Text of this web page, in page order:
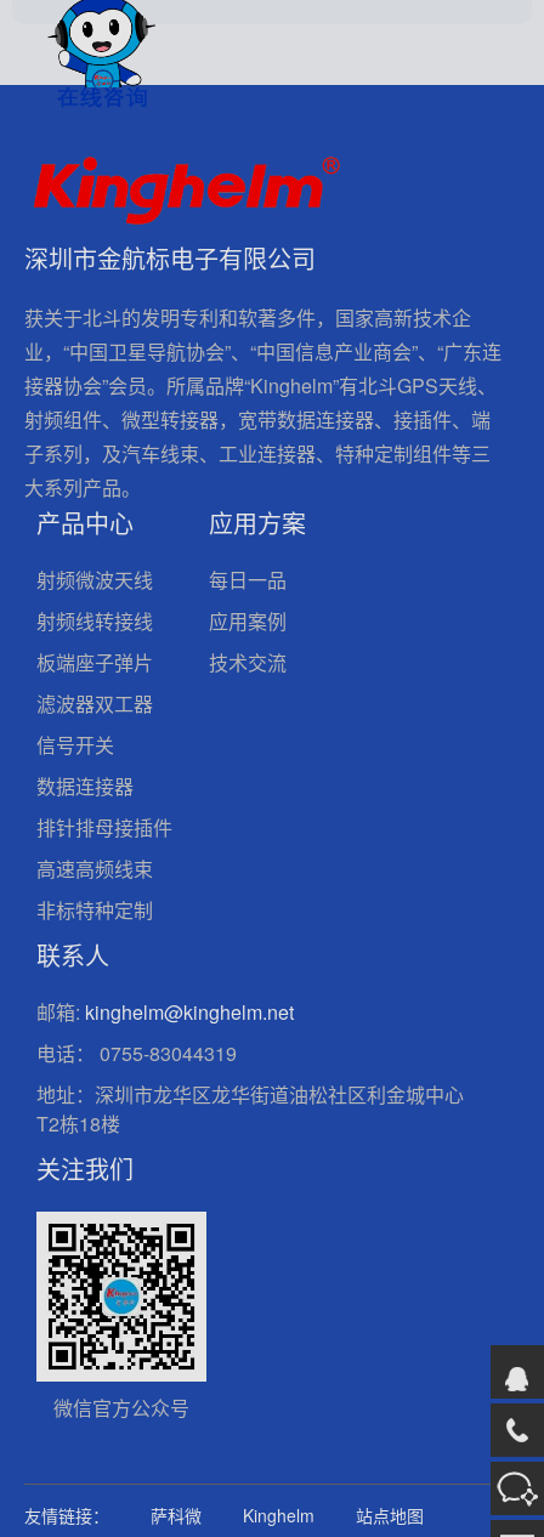
深圳市金航标电子有限公司
获关于北斗的发明专利和软著多件，国家高新技术企
业，“中国卫星导航协会”、“中国信息产业商会”、“广东连
接器协会”会员。所属品牌“Kinghelm”有北斗GPS天线、
射频组件、微型转接器，宽带数据连接器、接插件、端
子系列，及汽车线束、工业连接器、特种定制组件等三
大系列产品。
产品中心
射频微波天线
射频线转接线
板端座子弹片
滤波器双工器
信号开关
数据连接器
排针排母接插件
高速高频线束
非标特种定制
应用方案
每日一品
应用案例
技术交流
联系人
邮箱: kinghelm@kinghelm.net
电话：
0755-83044319
地址：深圳市龙华区龙华街道油松社区利金城中心
T2栋18楼
关注我们
微信官方公众号
友情链接： 萨科微 Kinghelm 站点地图